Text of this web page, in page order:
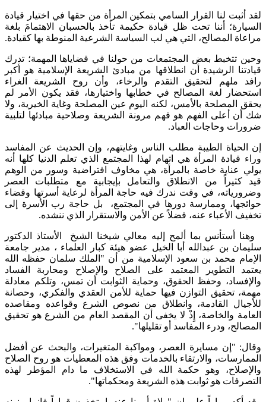
لقد أثبت لنا القرار السامي بتمكين المرأة من حقها في اختيار قيادة
السيارة؛ أننا تحت ظل قيادة حكيمة تأخذ بالحسبان الاهتمامَ بلغة
مراعاة المصالح، التي هي لب السياسة الشرعية المنوطة بها كقيادة.
وحين تتخبط بعض المجتمعات من حولنا في قضاياها المهمة؛ تدرك
قيادتنا الرشيدة أن انطلاقها من مبادئ الشريعة الإسلامية هو أكبر
رافد ملهم لتحقيق التقدم والرخاء، وأن روح الشريعة الغراء
استحضار لغة المصالح في خطابها واختيارها، فقد يكون الأمر لم
يحقق المصلحة بالأمس، لكنه اليوم عين المصلحة وغاية الخيرية، ولا
شك أن أعلى الفهم هو فهم مرونة الشريعة وصلاحية مبادئها لتلبية
ضرورات وحاجات العباد.
إن الحياة الطيبة مطلب الناس وغايتهم، وإن الحديث عن المفاسد
وراء قيادة المرأة هي اتهام لهذا المجتمع الذي تعلم الدنيا كلها أنه
يولي عناية خاصة بالمرأة، هي مخاوف افتراضية وسور من الوهم
قيد كثيراً من الانطلاق والتعامل بإيجابية مع متطلبات العصر
وضرورياته، في وقت ندرك فيه حاجة المرأة لرعاية أسرتها وقضاء
حوائجها، وممارسة دورها في المجتمع، بل حاجة رب الأسرة إلى
تخفيف الأعباء عنه، فضلاً عن الأمن والاستقرار الذي ننشده.
وهنا أستأنس بما ألمح إليه معالي شيخنا الشيخ الأستاذ الدكتور
سليمان بن عبدالله أبا الخيل عضو هيئة كبار العلماء ، مدير جامعة
الإمام محمد بن سعود الإسلامية من أن "الملك سلمان حفظه الله
يعتمد التطوير المعتمد على الصلاح والإصلاح ومحاربة الفساد
والإفساد، وحفظ الحقوق، وحماية الثوابت أن تمس، وتلكم معادلة
مهمة، تحقيق التوازن فيها حماية للأمن العقدي والفكري، وحصانة
للأجيال القادمة، وانطلاق من نصوص الشرع وقواعده ومقاصده
العامة والخاصة، إِذْ لا يخفى أن المقصد العام من الشرع هو تحقيق
المصالح، ودرء المفاسد أو تقليلها".
وقال: "إن مسايرة العصر، ومواكبة المتغيرات، والبحث عن أفضل
الممارسات، والارتقاء بالخدمات وفق هذه المعطيات هو روح الصلاح
والإصلاح، وهو حكمة الله في الاستخلاف ما دام المؤطر لهذه
التصرفات هو ثوابت هذه الشريعة ومحكماتها".